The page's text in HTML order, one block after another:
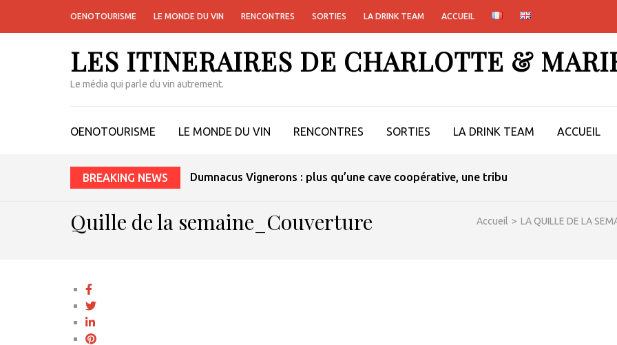
OENOTOURISME LE MONDE DU VIN RENCONTRES SORTIES LA DRINK TEAM ACCUEIL
LES ITINERAIRES DE CHARLOTTE &
Le média qui parle du vin autrement.
OENOTOURISME LE MONDE DU VIN RENCONTRES SORTIES LA DRINK TEAM ACCUEIL
BREAKING NEWS Dumnacus Vignerons : plus qu’une cave coopérative, une tribu
Accueil > LA QUILLE DE LA
Quille de la semaine_Couverture